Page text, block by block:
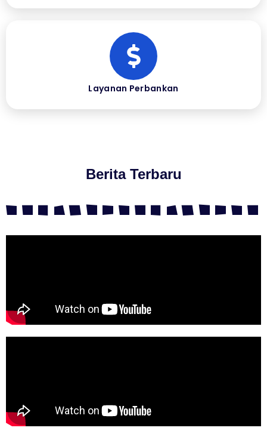
Layanan Perbankan
Berita Terbaru